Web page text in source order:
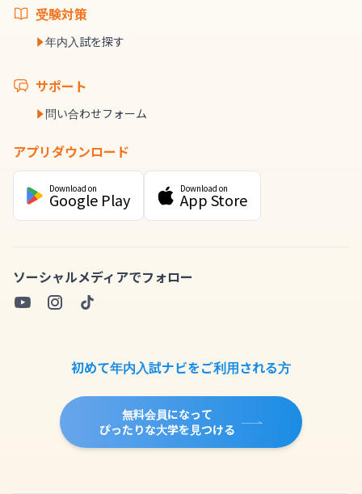
受験対策
年内入試を探す
サポート
問い合わせフォーム
アプリダウンロード
Download on
Google Play
Download on
App Store
ソーシャルメディアでフォロー
初めて年内入試ナビをご利用される方
無料会員になって
ぴったりな大学を見つける